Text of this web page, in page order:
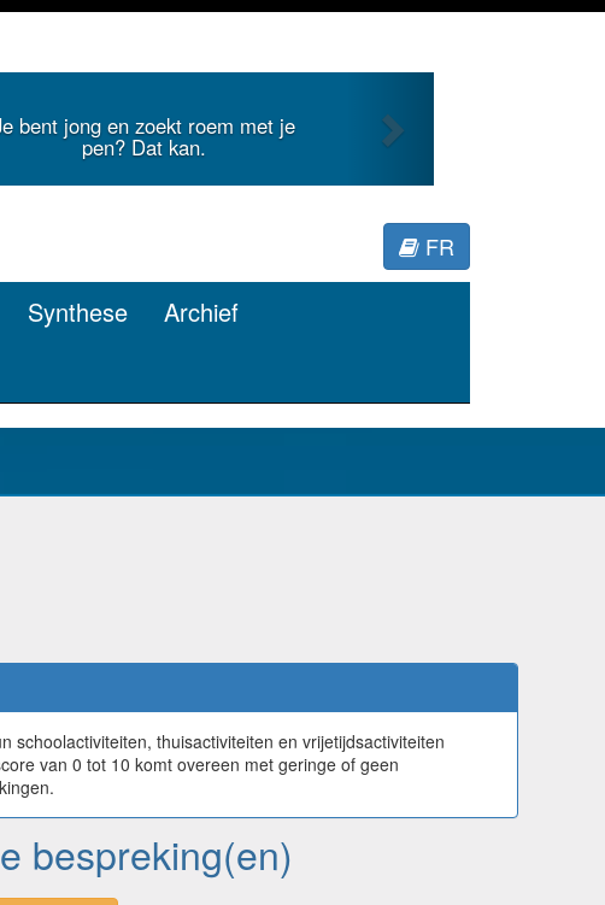
bent jong en zoekt roem met je
pen? Dat kan.
FR
Synthese
Archief
schoolactiviteiten, thuisactiviteiten en vrijetijdsactiviteiten
van 0 tot 10 komt overeen met geringe of geen
bespreking(en)